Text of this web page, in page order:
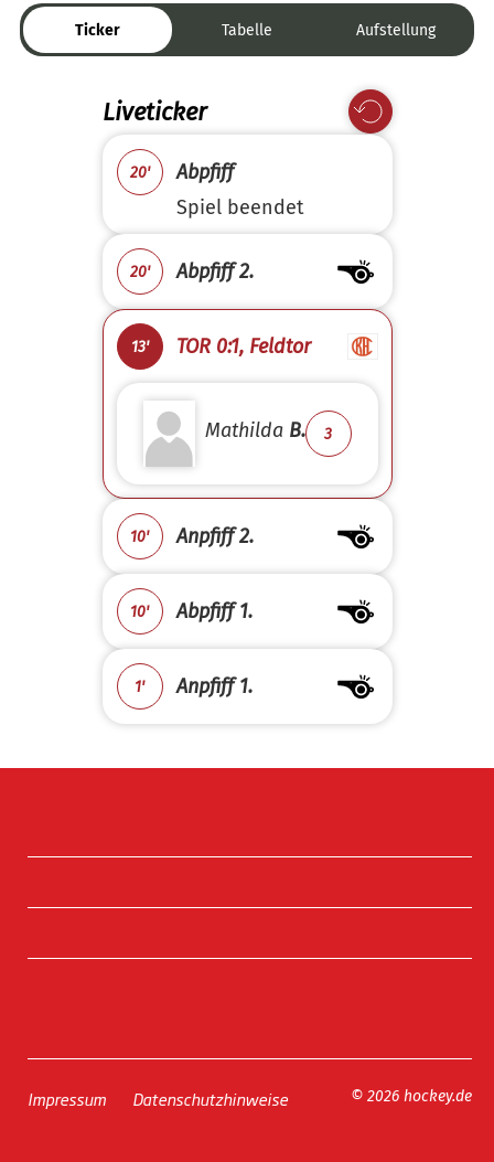
Ticker Tabelle Aufstellung
Liveticker
20'
Abpfiff
Spiel beendet
20' Abpfiff 2.
13' TOR 0:1, Feldtor
Mathilda B. 3
10' Anpfiff 2.
10' Abpfiff 1.
1' Anpfiff 1.
Impressum Datenschutzhinweise © 2026 hockey.de